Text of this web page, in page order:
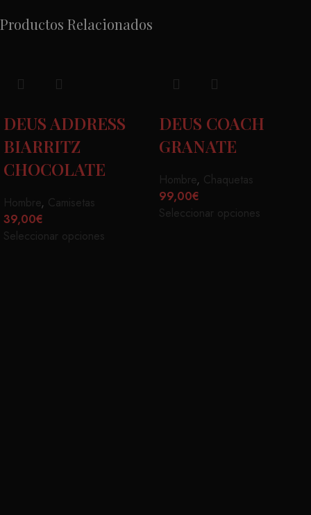
Productos Relacionados
DEUS ADDRESS
BIARRITZ
CHOCOLATE
Hombre, Camisetas
39,00€
Seleccionar opciones
DEUS COACH
GRANATE
Hombre, Chaquetas
99,00€
Seleccionar opciones